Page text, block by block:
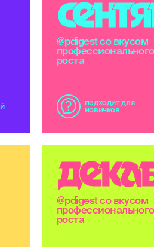
СЕНТЯ
@pdigest со вкусом
профессионального
роста
подходит для
новичков
ДЕКА
@pdigest со вкусом
профессионального
роста